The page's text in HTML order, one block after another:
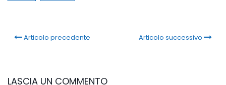
Articolo precedente Articolo successivo
LASCIA UN COMMENTO